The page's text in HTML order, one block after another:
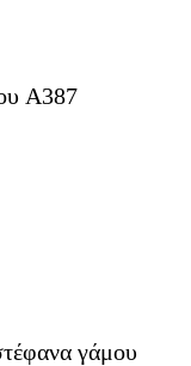
A387
γάμου